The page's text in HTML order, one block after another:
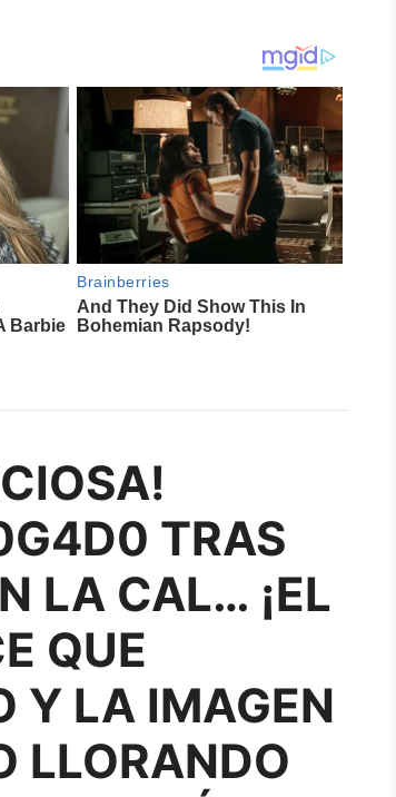
TRAS
LA CAL… ¡EL
QUE
Y LA IMAGEN
LLORANDO